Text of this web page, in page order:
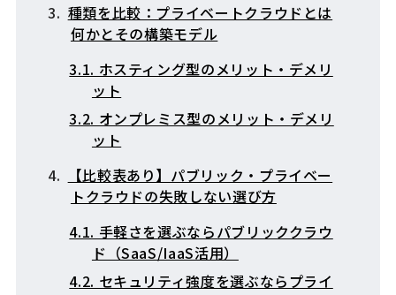
種類を比較：プライベートクラウドとは
何かとその構築モデル
3.1. ホスティング型のメリット・デメリ
ット
3.2. オンプレミス型のメリット・デメリ
ット
【比較表あり】パブリック・プライベー
トクラウドの失敗しない選び方
4.1. 手軽さを選ぶならパブリッククラウ
ド（SaaS/IaaS活用）
4.2. セキュリティ強度を選ぶならプライ